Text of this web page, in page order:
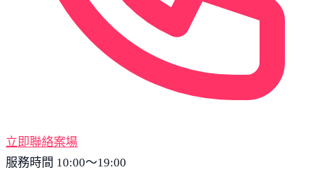
立即聯絡案場
服務時間 10:00～19:00